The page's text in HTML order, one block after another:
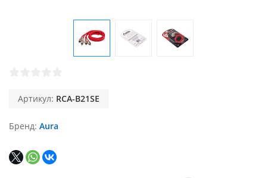
Артикул: RCA-B21SE
Бренд Aura